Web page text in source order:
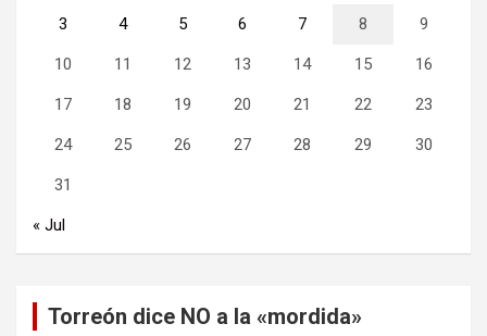
3 4 5 6 7 8 9
10 11 12 13 14 15 16
17 18 19 20 21 22 23
24 25 26 27 28 29 30
31
« Jul
Torreón dice NO a la «mordida»